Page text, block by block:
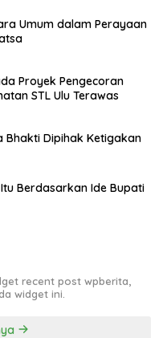
Umum dalam Perayaan
Proyek Pengecoran
STL Ulu Terawas
Bhakti Dipihak Ketigakan
Berdasarkan Ide Bupati
recent post wpberita,
widget ini.